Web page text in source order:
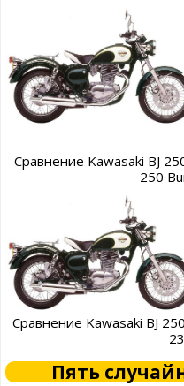
Сравнение Kawasaki BJ
250
Сравнение Kawasaki BJ
Пять